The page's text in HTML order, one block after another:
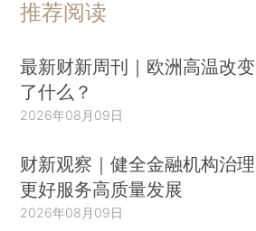
推荐阅读
最新财新周刊｜欧洲高温改变
了什么？
2026年08月09日
财新观察｜健全金融机构治理
更好服务高质量发展
2026年08月09日